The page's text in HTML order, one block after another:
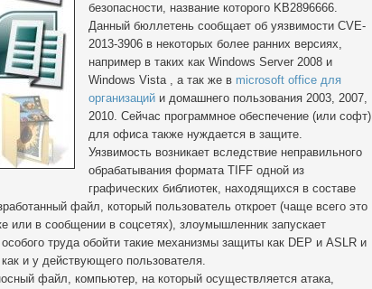
безопасности, название которого KB2896666.
Данный бюллетень сообщает об уязвимости CVE-
2013-3906 в некоторых более ранних версиях,
например в таких как Windows Server 2008 и
Windows Vista , а так же в microsoft office для
организаций и домашнего пользования 2003, 2007,
2010. Сейчас программное обеспечение (или софт)
для офиса также нуждается в защите.
Уязвимость возникает вследствие неправильного
обрабатывания формата TIFF одной из
графических библиотек, находящихся в составе
файл, который пользователь откроет (чаще всего это
или в сообщении в соцсетях), злоумышленник запускает
труда обойти такие механизмы защиты как DEP и ASLR и
и у действующего пользователя.
файл, компьютер, на который осуществляется атака,